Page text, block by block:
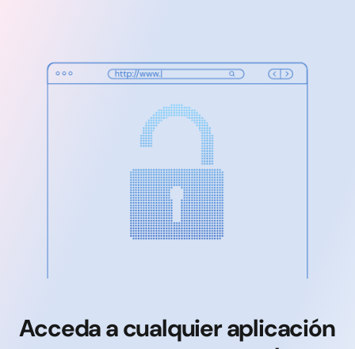
Acceda a cualquier aplicación